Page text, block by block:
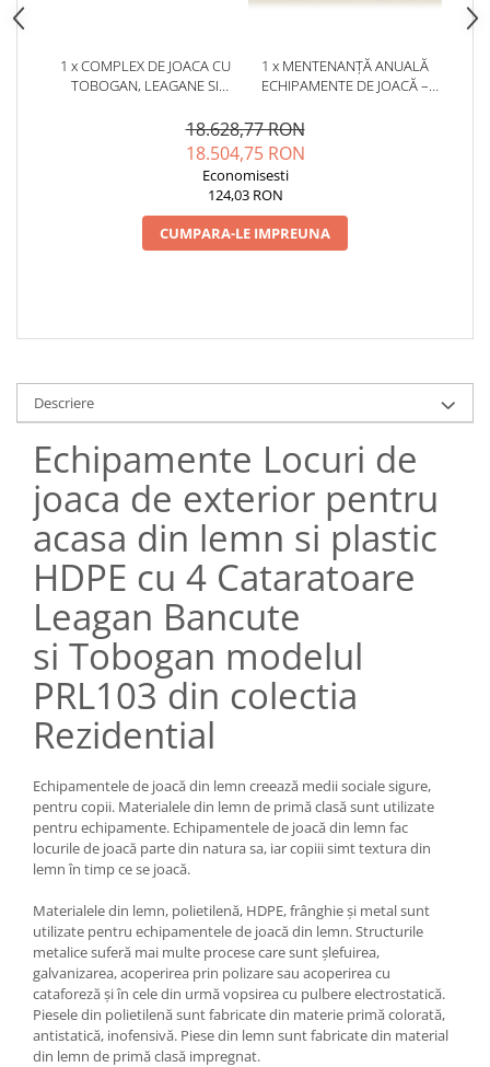
1 x COMPLEX DE JOACA CU
TOBOGAN, LEAGANE SI
1 x MENTENANȚĂ ANUALĂ
ECHIPAMENTE DE JOACĂ –
CONFORM SR EN 1176
18.628,77 RON
18.504,75 RON
Economisesti
124,03 RON
CUMPARA-LE IMPREUNA
Descriere
Echipamente Locuri de
joaca de exterior pentru
acasa din lemn si plastic
HDPE cu 4 Cataratoare
Leagan Bancute
si Tobogan modelul
PRL103 din colectia
Rezidential
Echipamentele de joacă din lemn creează medii sociale sigure,
pentru copii. Materialele din lemn de primă clasă sunt utilizate
pentru echipamente. Echipamentele de joacă din lemn fac
locurile de joacă parte din natura sa, iar copiii simt textura din
lemn în timp ce se joacă.
Materialele din lemn, polietilenă, HDPE, frânghie și metal sunt
utilizate pentru echipamentele de joacă din lemn. Structurile
metalice suferă mai multe procese care sunt șlefuirea,
galvanizarea, acoperirea prin polizare sau acoperirea cu
cataforeză și în cele din urmă vopsirea cu pulbere electrostatică.
Piesele din polietilenă sunt fabricate din materie primă colorată,
antistatică, inofensivă. Piese din lemn sunt fabricate din material
din lemn de primă clasă impregnat.